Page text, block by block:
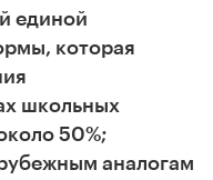
единой
которая
школьных
50%;
аналогам